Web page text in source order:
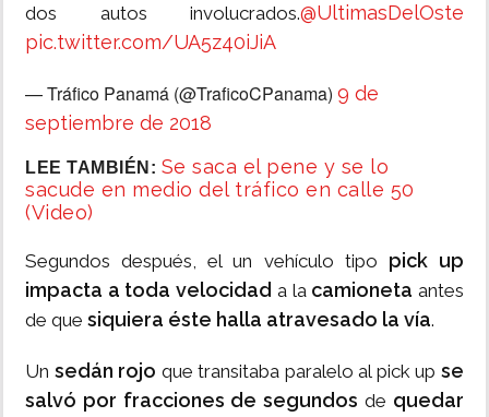
dos autos involucrados.@UltimasDelOste
pic.twitter.com/UA5z40iJiA
— Tráfico Panamá (@TraficoCPanama) 9 de
septiembre de 2018
LEE TAMBIÉN: Se saca el pene y se lo
sacude en medio del tráfico en calle 50
(Video)
Segundos después, el un vehículo tipo pick up
impacta a toda velocidad a la camioneta antes
de que siquiera éste halla atravesado la vía.
Un sedán rojo que transitaba paralelo al pick up se
salvó por fracciones de segundos de quedar